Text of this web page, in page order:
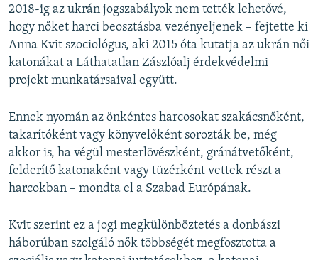
2018-ig az ukrán jogszabályok nem tették lehetővé,
hogy nőket harci beosztásba vezényeljenek – fejtette ki
Anna Kvit szociológus, aki 2015 óta kutatja az ukrán női
katonákat a Láthatatlan Zászlóalj érdekvédelmi
projekt munkatársaival együtt.
Ennek nyomán az önkéntes harcosokat szakácsnőként,
takarítóként vagy könyvelőként sorozták be, még
akkor is, ha végül mesterlövészként, gránátvetőként,
felderítő katonaként vagy tüzérként vettek részt a
harcokban – mondta el a Szabad Európának.
Kvit szerint ez a jogi megkülönböztetés a donbászi
háborúban szolgáló nők többségét megfosztotta a